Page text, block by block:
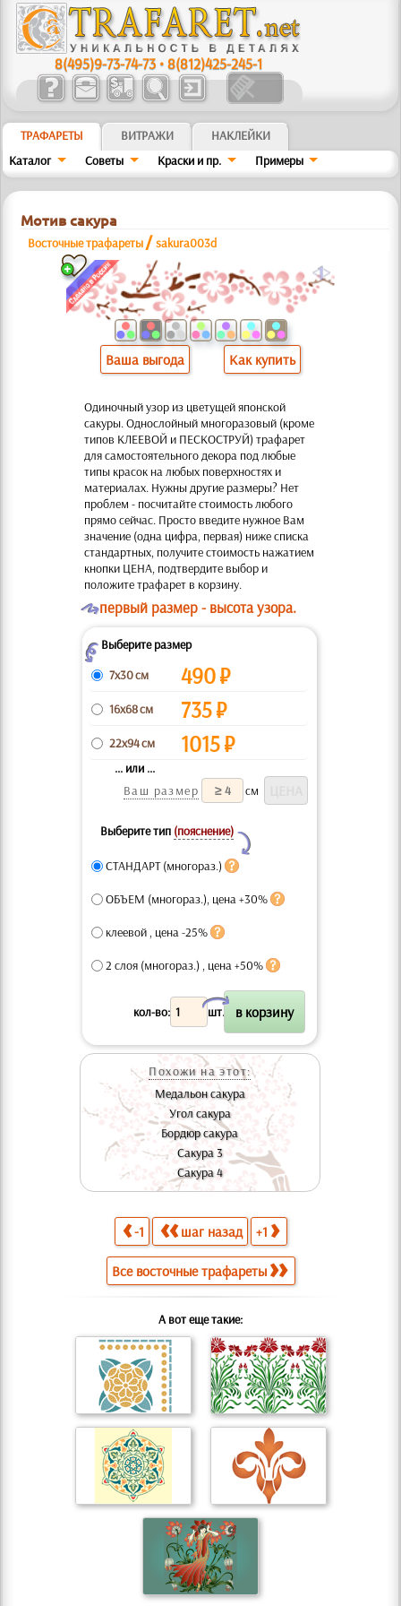
8(495)9-73-74-73 •8(812)425-245-1
ТРАФАРЕТЫ ВИТРАЖИ
НАКЛЕЙКИ
Каталог
Советы Краски и пр. Примеры
Мотив сакура
Восточные трафареты /sakura003d
a
Ваша выгода Как купить
Одиночный узор из цветущей японской
сакуры. Однослойный многоразовый (кроме
типов КЛЕЕВОЙ и ПЕСКОСТРУЙ) трафарет
для самостоятельного декора под любые
типы красок на любых поверхностях и
материалах. Нужны другие размеры? Нет
проблем - посчитайте стоимость любого
прямо сейчас. Просто введите нужное Вам
значение (одна цифра, первая) ниже списка
стандартных, получите стоимость нажатием
кнопки ЦЕНА, подтвердите выбор и
положите трафарет в корзину.
Oпервый размер - высота узора.
ZВыберите размер
7x30 см
490₽
16x68 см 735₽
22x94 см 1015₽
... или ...
Ваш размер
см
Выберите тип (пояснение)
Y
СТАНДАРТ (многораз.)
ОБЪЕМ (многораз.), цена +30%
клеевой , цена -25%
2 слоя (многораз.) , цена +50%
кол-во: шт.
X
Похожи на этот:
Медальон сакура
Угол сакура
Бордюр сакура
Сакура 3
Сакура 4
-1 шаг назад +1
Все восточные трафареты
А вот еще такие: